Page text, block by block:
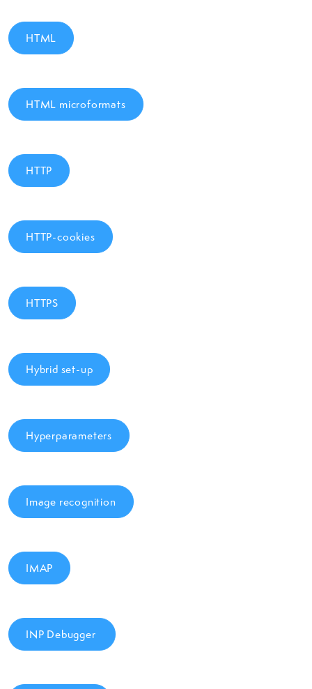
HTML
HTML microformats
HTTP
HTTP-cookies
HTTPS
Hybrid set-up
Hyperparameters
Image recognition
IMAP
INP Debugger